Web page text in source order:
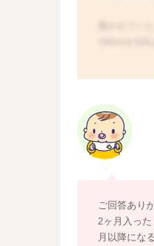
180mlを5
どうぞよろ
ご回答あり
2ヶ月入っ
月以降にな